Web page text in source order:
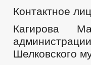
Контактное
Кагирова
Шелковского